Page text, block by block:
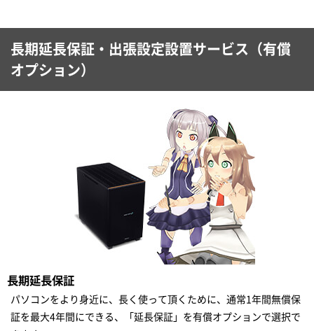
長期延長保証・出張設定設置サービス（有償
オプション）
長期延長保証
パソコンをより身近に、長く使って頂くために、通常1年間無償保
証を最大4年間にできる、「延長保証」を有償オプションで選択で